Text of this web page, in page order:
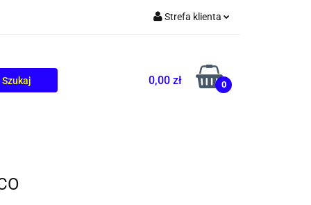
Strefa klienta
Zarejestruj się
Dodaj zgłoszenie
0,00 zł 0